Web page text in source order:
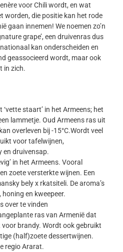
voor Chili wordt, en wat
worden, die positie kan het rode
gaan innemen! We noemen zo’n
grape’, een druivenras dus
kan onderscheiden en
geassocieerd wordt, maar ook
in zich.
‘vette staart’ in het Armeens; het
lammetje. Oud Armeens ras uit
overleven bij -15°C.Wordt veel
voor tafelwijnen,
en druivensap.
in het Armeens. Vooral
zoete versterkte wijnen. Een
bely x rkatsiteli. De aroma’s
en kweepeer.
over te vinden
ras van Armenië dat
brandy. Wordt ook gebruikt
(half)zoete dessertwijnen.
regio Ararat.